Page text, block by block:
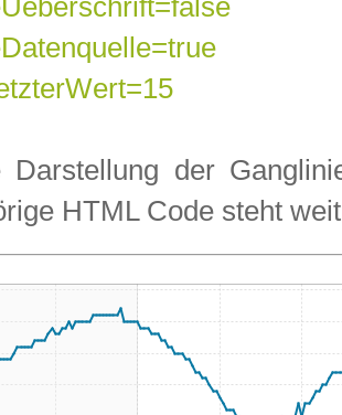
Darstellung der
HTML Code steht